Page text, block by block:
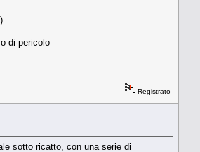
di pericolo
Registrato
sotto ricatto, con una serie di